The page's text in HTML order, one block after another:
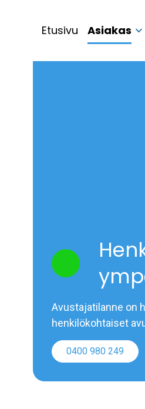
Etusivu Asiakas
Avustajatilanne on
henkilökohtaiset
0400 980 249